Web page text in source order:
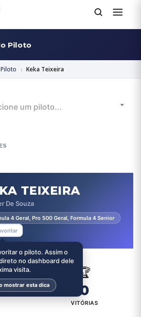
Piloto
Keka Teixeira
um piloto...
TEIXEIRA
De Souza
4 Geral, Pro 500 Geral, Formula 4 Senior
🏆
0
VITÓRIAS
o piloto. Assim o
no dashboard dele
visita.
mostrar esta dica